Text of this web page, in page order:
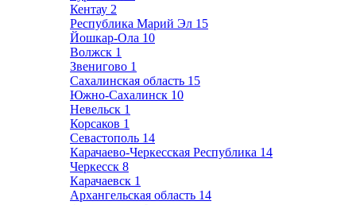
Кентау 2
Республика Марий Эл 15
Йошкар-Ола 10
Волжск 1
Звенигово 1
Сахалинская область 15
Южно-Сахалинск 10
Невельск 1
Корсаков 1
Севастополь 14
Карачаево-Черкесская Республика 14
Черкесск 8
Карачаевск 1
Архангельская область 14